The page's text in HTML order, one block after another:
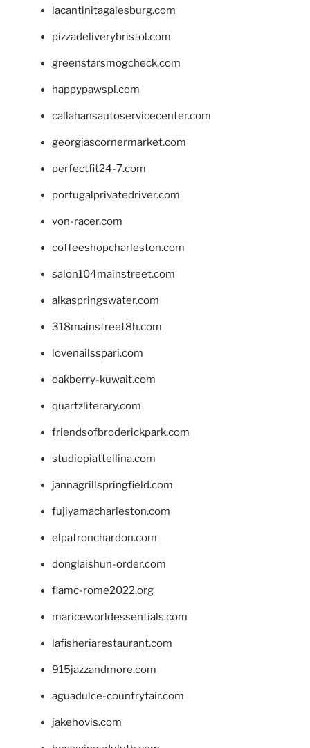
lacantinitagalesburg.com
pizzadeliverybristol.com
greenstarsmogcheck.com
happypawspl.com
callahansautoservicecenter.com
georgiascornermarket.com
perfectfit24-7.com
portugalprivatedriver.com
von-racer.com
coffeeshopcharleston.com
salon104mainstreet.com
alkaspringswater.com
318mainstreet8h.com
lovenailsspari.com
oakberry-kuwait.com
quartzliterary.com
friendsofbroderickpark.com
studiopiattellina.com
jannagrillspringfield.com
fujiyamacharleston.com
elpatronchardon.com
donglaishun-order.com
fiamc-rome2022.org
mariceworldessentials.com
lafisheriarestaurant.com
915jazzandmore.com
aguadulce-countryfair.com
jakehovis.com